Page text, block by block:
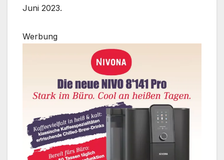
Juni 2023.
Werbung